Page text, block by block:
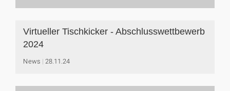
Virtueller Tischkicker - Abschlusswettbewerb
2024
News 28.11.24